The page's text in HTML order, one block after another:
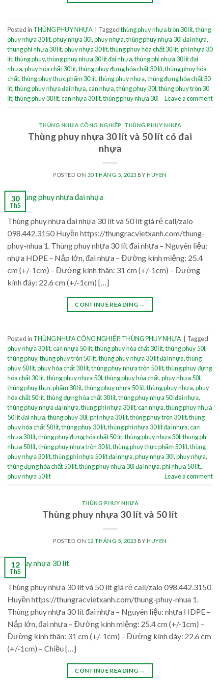
Posted in THÙNG PHUY NHỰA | Taggedthùng phuy nhựa tròn 30 lít,thùng
phuy nhựa 30 lít,phuy nhựa 30l,phuy nhựa,thùng phuy nhựa 30l đai nhựa,
thung phi nhựa 30 lít,phuy nhựa 30 lít,thùng phuy hóa chất 30 lít,phi nhựa 30
lít,thùng phuy,thùng phuy nhựa 30 lít đai nhựa,thùng phi nhựa 30 lít đai
nhựa,phuy hóa chất 30 lít,thùng phuy đựng hóa chất 30 lít,thùng phuy hóa
chất,thùng phuy thực phẩm 30 lít,thùng phuy nhựa,thùng đựng hóa chất 30
lít,thùng phuy nhựa đai nhựa,can nhựa,thùng phuy 30l,thùng phuy tròn 30
lít,thùng phuy 30 lít,can nhựa 30 lít,thùng phuy nhựa 30l Leave a comment
THÙNG NHỰA CÔNG NGHIỆP THÙNG PHUY NHỰA
Thùng phuy nhựa 30 lít và 50 lít có đai
nhựa
POSTED ON 30 THÁNG 5, 2023 BY HUYEN
30
Th5
Thùng phuy nhựa đai nhựa 30 lít và 50 lít giá rẻ call/zalo
098.442.3150 Huyền https://thungracvietxanh.com/thung-
phuy-nhua 1. Thùng phuy nhựa 30 lít đai nhựa – Nguyên liệu:
nhựa HDPE – Nắp lớn, đai nhựa – Đường kính miệng: 25.4
cm (+/-1cm) – Đường kính thân: 31 cm (+/-1cm) – Đường
kính đáy: 22.6 cm (+/-1cm) […]
CONTINUE READING →
Posted in THÙNG NHỰA CÔNG NGHIỆP, THÙNG PHUY NHỰA
Tagged
phuy nhựa 30 lít,can nhựa 50 lít,thùng phuy hóa chất 30 lít,thùng phuy 50l,
thùng phuy,thùng phuy tròn 50 lít,thùng phuy nhựa 30 lít đai nhựa,thùng
phuy 50 lít,phuy hóa chất 30 lít,thùng phuy nhựa tròn 50 lít,thùng phuy đựng
hóa chất 30 lít,thùng phuy nhựa 50l,thùng phuy hóa chất,phuy nhựa 50l,
thùng phuy thực phẩm 30 lít,thùng phuy nhựa 50 lít,thùng phuy nhựa,phuy
hóa chất 50 lít,thùng đựng hóa chất 30 lít,thùng phuy nhựa 50l đai nhựa,
thùng phuy nhựa đai nhựa,thung phi nhựa 30 lít,can nhựa,thùng phuy nhựa
50 lít đai nhựa,thùng phuy 30l,phi nhựa 30 lít,thùng phuy tròn 30 lít,thùng
phuy hóa chất 50 lít,thùng phuy 30 lít,thùng phi nhựa 30 lít đai nhựa,can
nhựa 30 lít,thùng phuy đựng hóa chất 50 lít,thùng phuy nhựa 30l,thung phi
nhựa 50 lít,thùng phuy nhựa tròn 30 lít,thùng phuy thực phẩm 50 lít,thùng
phuy nhựa 30 lít,thùng phi nhựa 50 lít đai nhựa,phuy nhựa 30l,phuy nhựa,
thùng đựng hóa chất 50 lít,thùng phuy nhựa 30l đai nhựa,phi nhựa 50 lít.,
phuy nhựa 50 lít
Leave a comment
THÙNG PHUY NHỰA
Thùng phuy nhựa 30 lít và 50 lít
POSTED ON 12 THÁNG 5, 2023 BY HUYEN
12
Th5
Thùng phuy nhựa 30 lít và 50 lít giá rẻ call/zalo 098.442.3150
Huyền https://thungracvietxanh.com/thung-phuy-nhua 1.
Thùng phuy nhựa 30 lít đai nhựa – Nguyên liệu: nhựa HDPE –
Nắp lớn, đai nhựa – Đường kính miệng: 25.4 cm (+/-1cm) –
Đường kính thân: 31 cm (+/-1cm) – Đường kính đáy: 22.6 cm
(+/-1cm) – Chiều […]
CONTINUE READING →